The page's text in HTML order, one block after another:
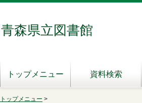
青森県立図書館
トップメニュー 資料検索
トップメニュー >